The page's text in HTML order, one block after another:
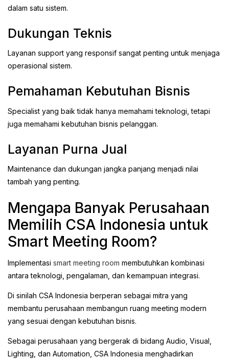
dalam satu sistem.
Dukungan Teknis
Layanan support yang responsif sangat penting untuk menjaga
operasional sistem.
Pemahaman Kebutuhan Bisnis
Specialist yang baik tidak hanya memahami teknologi, tetapi
juga memahami kebutuhan bisnis pelanggan.
Layanan Purna Jual
Maintenance dan dukungan jangka panjang menjadi nilai
tambah yang penting.
Mengapa Banyak Perusahaan
Memilih CSA Indonesia untuk
Smart Meeting Room?
Implementasi smart meeting room membutuhkan kombinasi
antara teknologi, pengalaman, dan kemampuan integrasi.
Di sinilah CSA Indonesia berperan sebagai mitra yang
membantu perusahaan membangun ruang meeting modern
yang sesuai dengan kebutuhan bisnis.
Sebagai perusahaan yang bergerak di bidang Audio, Visual,
Lighting, dan Automation, CSA Indonesia menghadirkan